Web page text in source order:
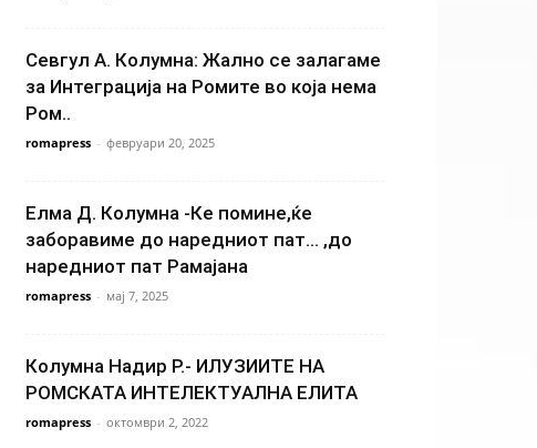
Севгул А. Колумна: Жално се залагаме
за Интеграција на Ромите во која нема
Ром..
romapress - февруари 20, 2025
Елма Д. Колумна -Ке помине,ќе
заборавиме до наредниот пат… ,до
наредниот пат Рамајана
romapress - мај 7, 2025
Колумна Надир Р.- ИЛУЗИИТЕ НА
РОМСКАТА ИНТЕЛЕКТУАЛНА ЕЛИТА
romapress - октомври 2, 2022